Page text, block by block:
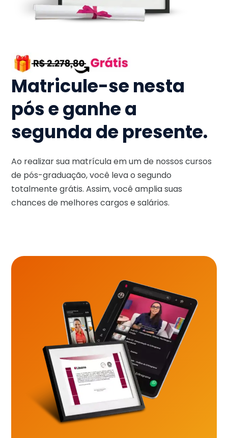
Matricule-se nesta
pós e ganhe a
segunda de presente.
Ao realizar sua matrícula em um de nossos cursos
de pós-graduação, você leva o segundo
totalmente grátis. Assim, você amplia suas
chances de melhores cargos e salários.